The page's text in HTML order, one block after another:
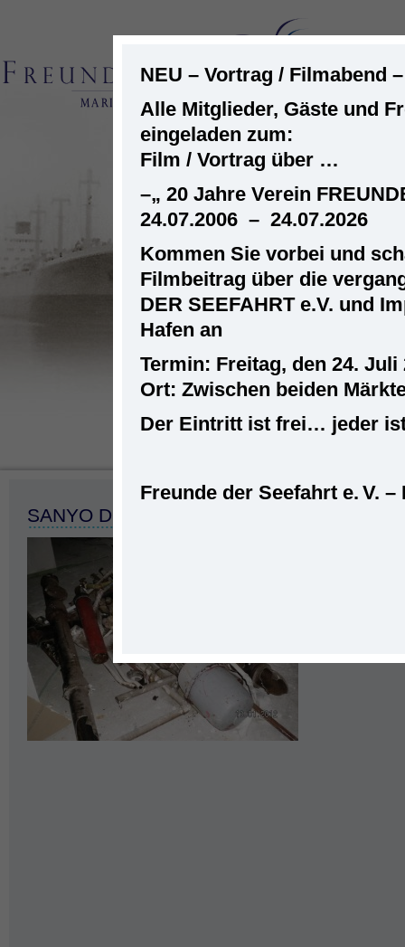
Startseite »Umbau
SANYO DIGITAL CAMERA
NEU – Vortrag / Filmabend
Alle Mitglieder, Gäste und
eingeladen zum:
Film / Vortrag über …
–„ 20 Jahre Verein
24.07.2006 – 24.07.2026
Kommen Sie vorbei und
Filmbeitrag über die
DER SEEFAHRT e.V. und
Hafen an
Termin: Freitag, den 24. Juli
Ort: Zwischen beiden
Der Eintritt ist frei… jeder
Freunde der Seefahrt e. V. –